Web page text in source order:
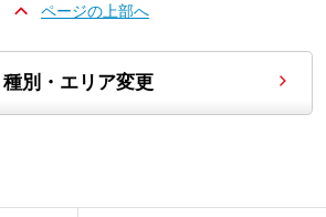
ページの上部へ
種別・エリア変更